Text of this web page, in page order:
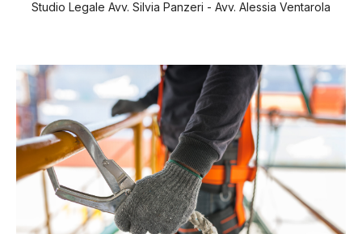
Studio Legale Avv. Silvia Panzeri - Avv. Alessia Ventarola